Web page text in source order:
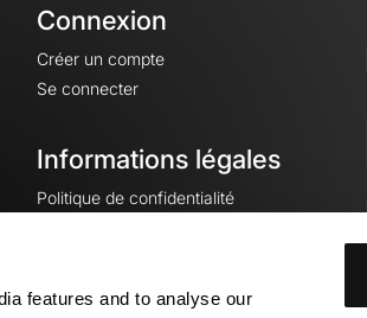
features and to analyse our
Connexion
Créer un compte
Se connecter
Informations légales
Politique de confidentialité
Mentions légales